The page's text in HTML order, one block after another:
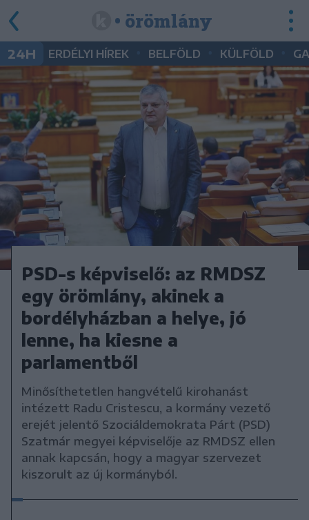
• örömlány
24H ERDÉLYI HÍREK BELFÖLD KÜLFÖLD
PSD-s képviselő: az RMDSZ
egy örömlány, akinek a
bordélyházban a helye, jó
lenne, ha kiesne a
parlamentből
Minősíthetetlen hangvételű kirohanást
intézett Radu Cristescu, a kormány vezető
erejét jelentő Szociáldemokrata Párt (PSD)
Szatmár megyei képviselője az RMDSZ ellen
annak kapcsán, hogy a magyar szervezet
kiszorult az új kormányból.